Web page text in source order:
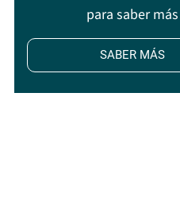
para saber más
SABER MÁS